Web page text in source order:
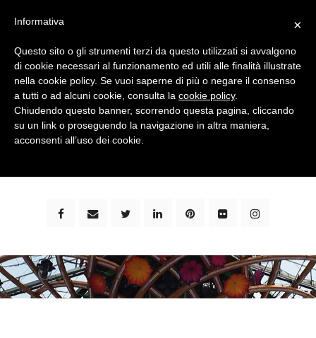
bimbi e viaggi - family travel blog: community #1 in
×
Informativa
Questo sito o gli strumenti terzi da questo utilizzati si avvalgono
di cookie necessari al funzionamento ed utili alle finalità illustrate
nella cookie policy. Se vuoi saperne di più o negare il consenso
a tutti o ad alcuni cookie, consulta la cookie policy.
Chiudendo questo banner, scorrendo questa pagina, cliccando
su un link o proseguendo la navigazione in altra maniera,
acconsenti all’uso dei cookie.